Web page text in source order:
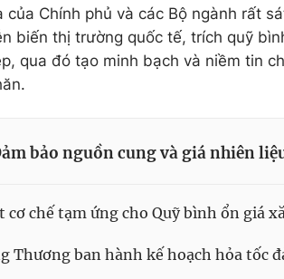
của Chính phủ và các Bộ ngành rất
biến thị trường quốc tế, trích quỹ
qua đó tạo minh bạch và niềm tin
bảo nguồn cung và giá nhiên
cơ chế tạm ứng cho Quỹ bình ổn giá
Thương ban hành kế hoạch hỏa tốc